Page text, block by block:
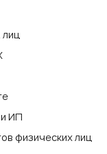
и ИП
физических лиц